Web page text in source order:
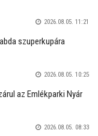
2026.08.05. 11:21
szuperkupára
2026.08.05. 10:25
az Emlékparki Nyár
2026.08.05. 08:33